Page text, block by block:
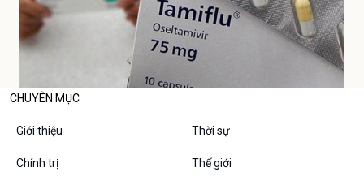
CHUYÊN MỤC
Giới thiệu Thời sự
Chính trị Thế giới